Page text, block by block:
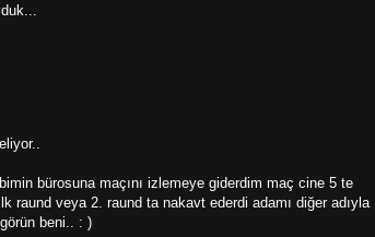
bürosuna maçını izlemeye giderdim maç cine 5 te
raund veya 2. raund ta nakavt ederdi adamı diğer adıyla
beni.. : )